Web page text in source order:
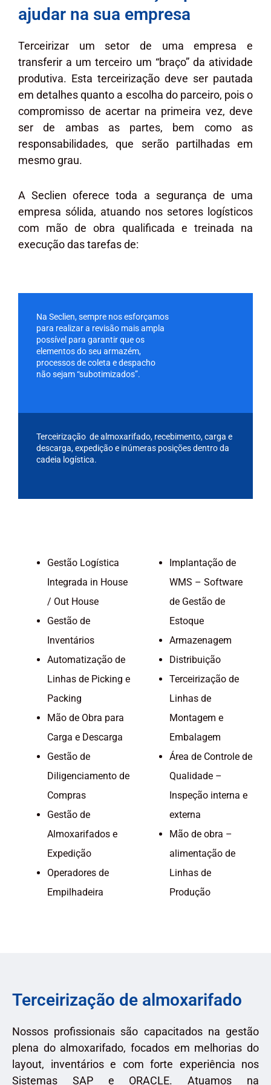
ajudar na sua empresa
Terceirizar um setor de uma empresa e
transferir a um terceiro um “braço” da atividade
produtiva. Esta terceirização deve ser pautada
em detalhes quanto a escolha do parceiro, pois o
compromisso de acertar na primeira vez, deve
ser de ambas as partes, bem como as
responsabilidades, que serão partilhadas em
mesmo grau.
A Seclien oferece toda a segurança de uma
empresa sólida, atuando nos setores logísticos
com mão de obra qualificada e treinada na
execução das tarefas de:
Na Seclien, sempre nos esforçamos
para realizar a revisão mais ampla
possível para garantir que os
elementos do seu armazém,
processos de coleta e despacho
não sejam “subotimizados”.
Terceirização de almoxarifado, recebimento, carga e
descarga, expedição e inúmeras posições dentro da
cadeia logística.
Gestão Logística
Integrada in House
/ Out House
Gestão de
Inventários
Automatização de
Linhas de Picking e
Packing
Mão de Obra para
Carga e Descarga
Gestão de
Diligenciamento de
Compras
Gestão de
Almoxarifados e
Expedição
Operadores de
Empilhadeira
Implantação de
WMS – Software
de Gestão de
Estoque
Armazenagem
Distribuição
Terceirização de
Linhas de
Montagem e
Embalagem
Área de Controle de
Qualidade –
Inspeção interna e
externa
Mão de obra –
alimentação de
Linhas de
Produção
Terceirização de almoxarifado
Nossos profissionais são capacitados na gestão
plena do almoxarifado, focados em melhorias do
layout, inventários e com forte experiência nos
Sistemas SAP e ORACLE. Atuamos na